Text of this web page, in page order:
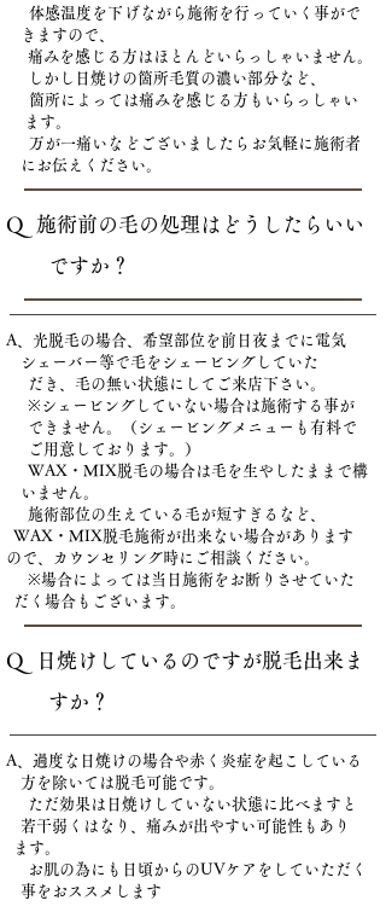
体感温度を下げながら施術を行っていく事がで
きますので、
痛みを感じる方はほとんどいらっしゃいません。
しかし日焼けの箇所毛質の濃い部分など、
箇所によっては痛みを感じる方もいらっしゃい
​ ます。
万が一痛いなどございましたらお気軽に施術者
にお伝えください。
Q 施術前の毛の処理はどうしたらいい
ですか？
A、光脱毛の場合、希望部位を前日夜までに電気
シェーバー等で毛をシェービングしていた
だき、毛の無い状態にしてご来店下さい。
※シェービングしていない場合は施術する事が
できません。（シェービングメニューも有料で
ご用意しております。）
WAX・MIX脱毛の場合は毛を生やしたままで構
いません。
施術部位の生えている毛が短すぎるなど、
WAX・MIX脱毛施術が出来ない場合があります
ので、カウンセリング時にご相談ください。
※場合によっては当日施術をお断りさせていた
だく場合もございます。
Q 日焼けしているのですが脱毛出来ま
すか？
A、過度な日焼けの場合や赤く炎症を起こしている
方を除いては脱毛可能です。
ただ効果は日焼けしていない状態に比べますと
若干弱くはなり、痛みが出やすい可能性もあり
ます。
お肌の為にも日頃からのUVケアをしていただく
事をおススメします